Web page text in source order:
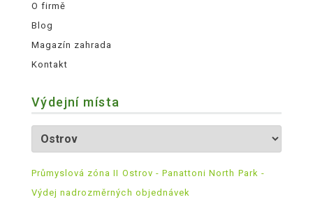
O firmě
Blog
Magazín zahrada
Kontakt
Výdejní místa
Průmyslová zóna II Ostrov - Panattoni North Park -
Výdej nadrozměrných objednávek